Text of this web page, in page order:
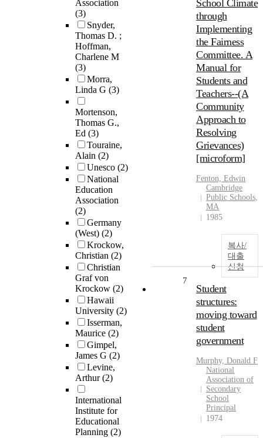
Association
(3)
Snyder,
Thomas D. ;
Hoffman,
Charlene M
(3)
Morra,
Linda G (3)
Mortenson,
Thomas G.,
Ed (3)
Touraine,
Alain (2)
Unesco (2)
National
Education
Association
(2)
Germany
(West) (2)
Krockow,
Christian (2)
Christian
Graf von
Krockow (2)
Hawaii
University (2)
Isserman,
Maurice (2)
Gimpel,
James G (2)
Levine,
Arthur(2)
International
Institute for
Educational
Planning (2)
School Climate
through
Implementing
the Fairness
Committee. A
Manual for
Students and
Teachers--(A
Community
Approach to
Resolving
Grievances)
[microform]
Fenton, Edwin
Cambridge
Public Schools,
MA
1985
복사/
대출
신청
7
Student
structures:
moving toward
student
government
Murphy, Donald F
National
Association of
Secondary
School
Principal
1974